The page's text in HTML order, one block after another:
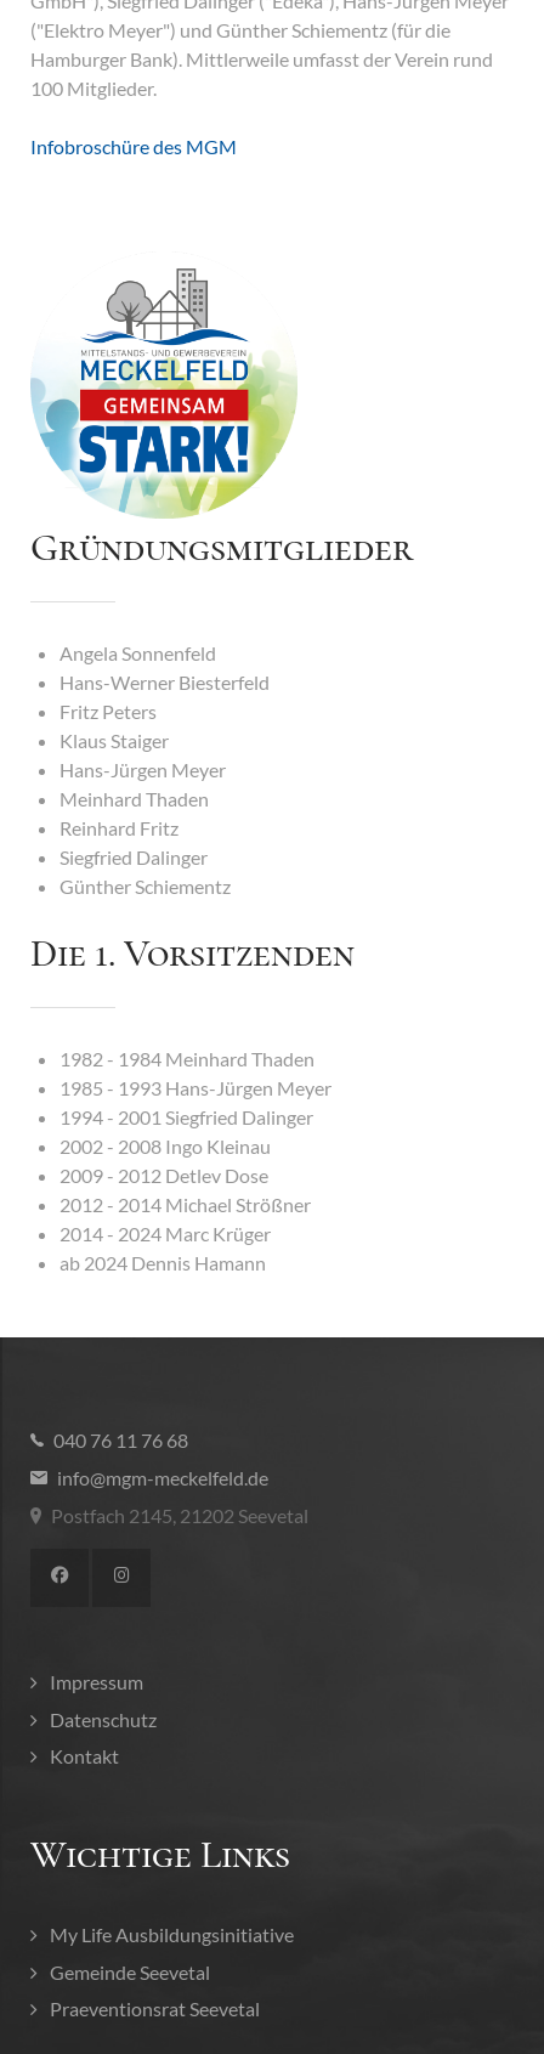
("Elektro Meyer") und Günther Schiementz (für die
Hamburger Bank). Mittlerweile umfasst der Verein rund
100 Mitglieder.
Infobroschüre des MGM
Gründungsmitglieder
Angela Sonnenfeld
Hans-Werner Biesterfeld
Fritz Peters
Klaus Staiger
Hans-Jürgen Meyer
Meinhard Thaden
Reinhard Fritz
Siegfried Dalinger
Günther Schiementz
Die 1. Vorsitzenden
1982 - 1984 Meinhard Thaden
1985 - 1993 Hans-Jürgen Meyer
1994 - 2001 Siegfried Dalinger
2002 - 2008 Ingo Kleinau
2009 - 2012 Detlev Dose
2012 - 2014 Michael Strößner
2014 - 2024 Marc Krüger
ab 2024 Dennis Hamann
040 76 11 76 68
info@mgm-meckelfeld.de
Postfach 2145, 21202 Seevetal
Impressum
Datenschutz
Kontakt
Wichtige Links
My Life Ausbildungsinitiative
Gemeinde Seevetal
Praeventionsrat Seevetal